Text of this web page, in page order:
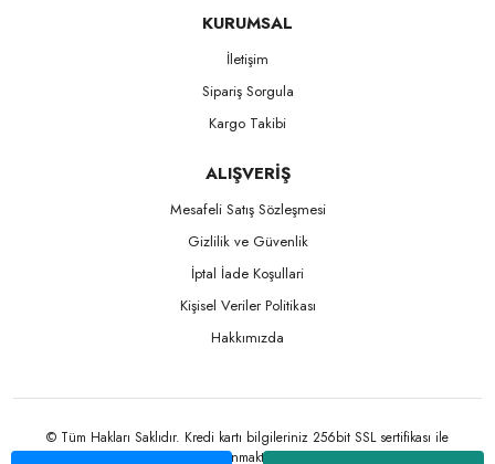
KURUMSAL
İletişim
Sipariş Sorgula
Kargo Takibi
ALIŞVERİŞ
Mesafeli Satış Sözleşmesi
Gizlilik ve Güvenlik
İptal İade Koşullari
Kişisel Veriler Politikası
Hakkımızda
© Tüm Hakları Saklıdır. Kredi kartı bilgileriniz 256bit SSL sertifikası ile
korunmaktadır.